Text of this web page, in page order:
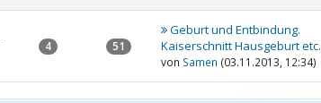
4 51
Geburt und Entbindung.
Kaiserschnitt Hausgeburt etc.
von Samen (03.11.2013, 12:34)